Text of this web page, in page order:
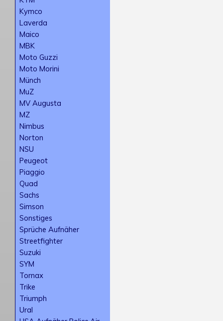
Kymco
Laverda
Maico
MBK
Moto Guzzi
Moto Morini
Münch
MuZ
MV Augusta
MZ
Nimbus
Norton
NSU
Peugeot
Piaggio
Quad
Sachs
Simson
Sonstiges
Sprüche Aufnäher
Streetfighter
Suzuki
SYM
Tornax
Trike
Triumph
Ural